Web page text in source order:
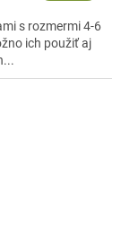
s rozmermi 4-6
ich použiť aj